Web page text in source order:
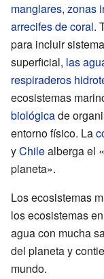
manglares, zonas
arrecifes de coral.
para incluir
superficial, las
respiraderos
ecosistemas
biológicade
entorno físico. La
yChilealberga el
planeta».
Los ecosistemas
los ecosistemas
agua con mucha
del planeta y
mundo.